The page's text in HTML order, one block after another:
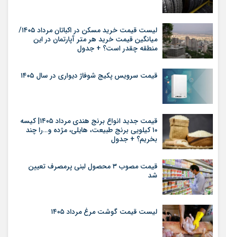
لیست قیمت خرید مسکن در اکباتان مرداد ۱۴۰۵/
میانگین قیمت خرید هر متر آپارتمان در این
منطقه چقدر است؟ + جدول
قیمت سرویس پکیج شوفاژ دیواری در سال ۱۴۰۵
قیمت جدید انواع برنج هندی مرداد ۱۴۰۵| کیسه
۱۰ کیلویی برنج طبیعت، هایلی، مژده و…را چند
بخریم؟ + جدول
قیمت مصوب ۳ محصول لبنی پرمصرف تعیین
شد
لیست قیمت گوشت مرغ مرداد ۱۴۰۵